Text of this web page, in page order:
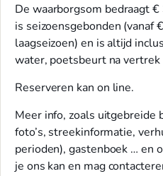
De waarborgsom bedraagt
is seizoensgebonden (vanaf
laagseizoen) en is altijd
water, poetsbeurt na vertrek
Reserveren kan on line.
Meer info, zoals uitgebreide
foto’s, streekinformatie,
perioden), gastenboek … en
je ons kan en mag